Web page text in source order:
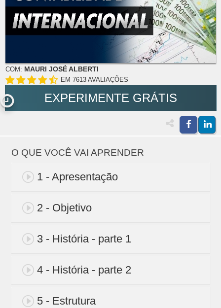
COM: MAURI JOSÉ ALBERTI
EM 7613 AVALIAÇÕES
EXPERIMENTE GRÁTIS
O QUE VOCÊ VAI APRENDER
1 - Apresentação
2 - Objetivo
3 - História - parte 1
4 - História - parte 2
5 - Estrutura